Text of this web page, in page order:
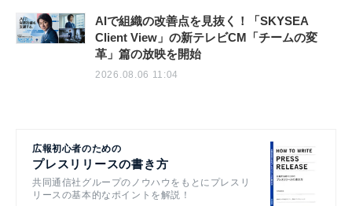
AIで組織の改善点を見抜く！「SKYSEA
Client View」の新テレビCM「チームの変
革」篇の放映を開始
2026.08.06 11:04
広報初心者のための
プレスリリースの書き方
共同通信社グループのノウハウをもとにプレスリ
リースの基本的なポイントを解説！